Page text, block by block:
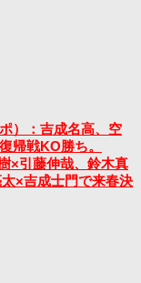
）：吉成名高、空
帰戦KO勝ち。
×引藤伸哉、鈴木真
×吉成士門で来春決